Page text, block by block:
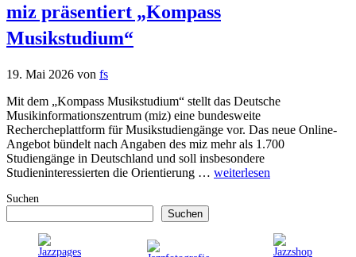
miz präsentiert „Kompass
Musikstudium“
19. Mai 2026 von fs
Mit dem „Kompass Musikstudium“ stellt das Deutsche
Musikinformationszentrum (miz) eine bundesweite
Rechercheplattform für Musikstudiengänge vor. Das neue Online-
Angebot bündelt nach Angaben des miz mehr als 1.700
Studiengänge in Deutschland und soll insbesondere
Studieninteressierten die Orientierung … weiterlesen
Suchen
Suchen